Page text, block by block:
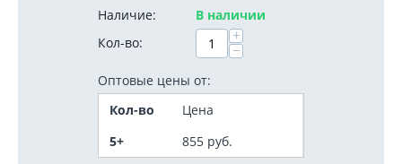
Наличие:
В наличии
Кол-во:
+
−
Оптовые цены от:
Кол-во
Цена
5+
855 руб.